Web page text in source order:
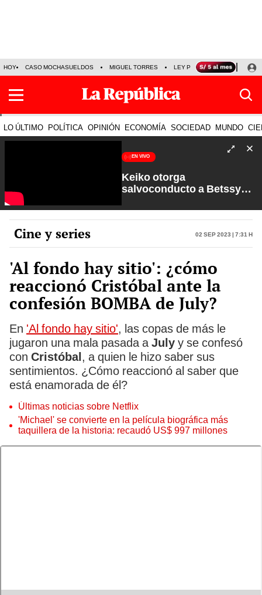
HOY CASO MOCHASUELDOS MIGUEL TORRES LEY PULPÍN PRECIO DEL
LO ÚLTIMO POLÍTICA OPINIÓN ECONOMÍA SOCIEDAD MUNDO
EN VIVO
Keiko otorga
salvoconducto a Betssy
Petroperú | Sin Guion con
Rosa María Palacios
Cine y series 02 Sep 2023 | 7:31 h
'Al fondo hay sitio': ¿cómo
reaccionó Cristóbal ante la
confesión BOMBA de July?
En 'Al fondo hay sitio', las copas de más le
jugaron una mala pasada a July y se confesó
con Cristóbal, a quien le hizo saber sus
sentimientos. ¿Cómo reaccionó al saber que
está enamorada de él?
Últimas noticias sobre Netflix
'Michael' se convierte en la película biográfica más
taquillera de la historia: recaudó US$ 997 millones